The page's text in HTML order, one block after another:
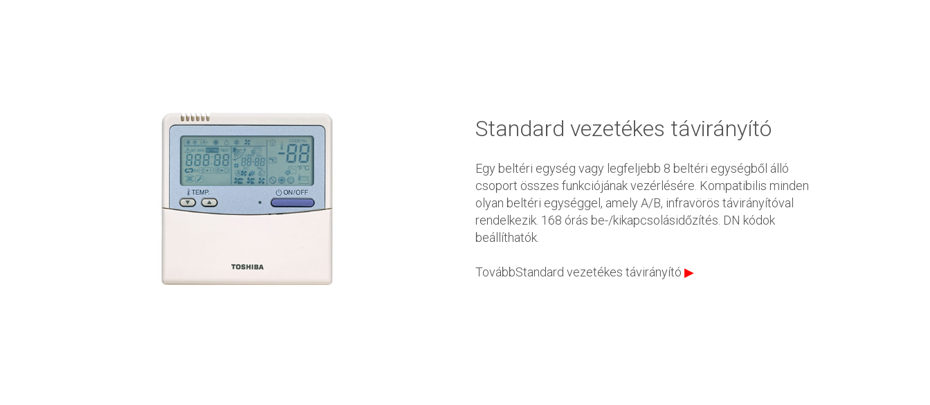
Standard vezetékes távirányító
Egy beltéri egység vagy legfeljebb 8 beltéri egységből álló
csoport összes funkciójának vezérlésére. Kompatibilis minden
olyan beltéri egységgel, amely A/B, infravörös távirányítóval
rendelkezik. 168 órás be-/kikapcsolásidőzítés. DN kódok
beállíthatók.
TovábbStandard vezetékes távirányító ▶